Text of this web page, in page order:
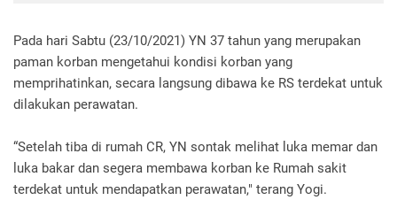
Pada hari Sabtu (23/10/2021) YN 37 tahun yang merupakan
paman korban mengetahui kondisi korban yang
memprihatinkan, secara langsung dibawa ke RS terdekat untuk
dilakukan perawatan.
“Setelah tiba di rumah CR, YN sontak melihat luka memar dan
luka bakar dan segera membawa korban ke Rumah sakit
terdekat untuk mendapatkan perawatan," terang Yogi.